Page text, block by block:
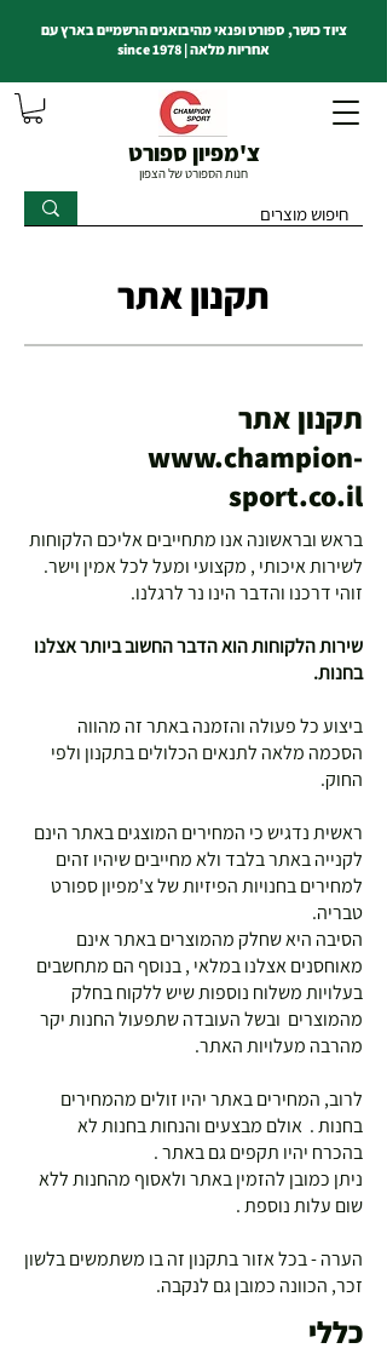
צ'מפיון ספורט
חנות הספורט של הצפון
ציוד כושר, ספורט ופנאי מהיבואנים הרשמיים בארץ עם
אחריות מלאה | since 1978
תקנון אתר
תקנון אתר
www.champion-
sport.co.il
בראש ובראשונה אנו מתחייבים אליכם הלקוחות
לשירות איכותי , מקצועי ומעל לכל אמין וישר.
זוהי דרכנו והדבר הינו נר לרגלנו.
שירות הלקוחות הוא הדבר החשוב ביותר אצלנו
בחנות.
ביצוע כל פעולה והזמנה באתר זה מהווה
הסכמה מלאה לתנאים הכלולים בתקנון ולפי
החוק.
ראשית נדגיש כי המחירים המוצגים באתר הינם
לקנייה באתר בלבד ולא מחייבים שיהיו זהים
למחירים בחנויות הפיזיות של צ'מפיון ספורט
טבריה.
הסיבה היא שחלק מהמוצרים באתר אינם
מאוחסנים אצלנו במלאי , בנוסף הם מתחשבים
בעלויות משלוח נוספות שיש ללקוח בחלק
מהמוצרים ובשל העובדה שתפעול החנות יקר
מהרבה מעלויות האתר.
לרוב, המחירים באתר יהיו זולים מהמחירים
בחנות . אולם מבצעים והנחות בחנות לא
בהכרח יהיו תקפים גם באתר .
ניתן כמובן להזמין באתר ולאסוף מהחנות ללא
שום עלות נוספת .
הערה - בכל אזור בתקנון זה בו משתמשים בלשון
זכר, הכוונה כמובן גם לנקבה.
כללי